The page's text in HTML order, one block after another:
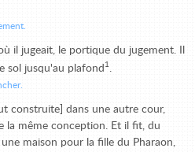
il jugeait, le portique du jugement. Il
sol jusqu'au plafond 1
construite] dans une autre cour,
la même conception. Et il fit, du
maison pour la fille du Pharaon,